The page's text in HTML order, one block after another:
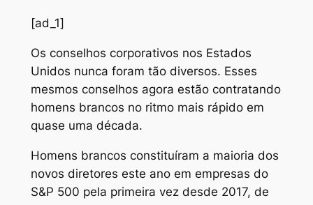
[ad_1]
Os conselhos corporativos nos Estados
Unidos nunca foram tão diversos. Esses
mesmos conselhos agora estão contratando
homens brancos no ritmo mais rápido em
quase uma década.
Homens brancos constituíram a maioria dos
novos diretores este ano em empresas do
S&P 500 pela primeira vez desde 2017, de